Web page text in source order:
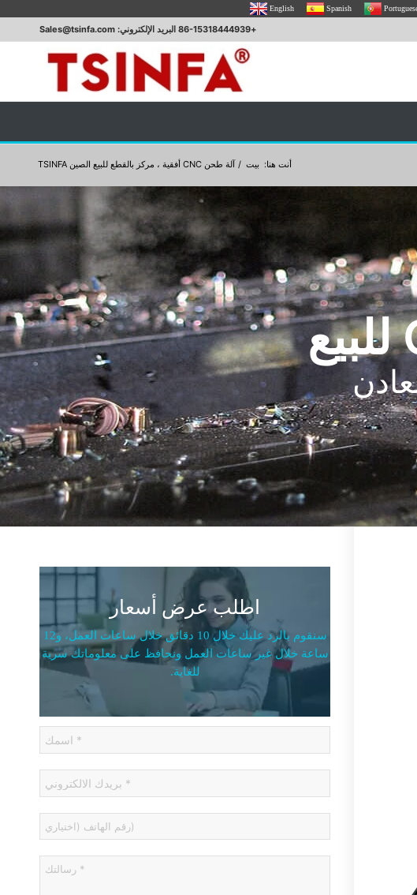
English Spanish
+86-15318444939 البريد الإلكتروني: Sales@tsinfa.com
أنت هنا: بيت / آلة طحن CNC أفقية ، مركز بالقطع للبيع الصين TSINFA
اطلب عرض أسعار
سنقوم بالرد عليك خلال 10 دقائق خلال ساعات العمل، و12
ساعة خلال غير ساعات العمل ونحافظ على معلوماتك سرية
للغاية.